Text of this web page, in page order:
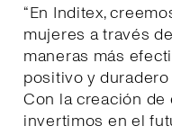
“En Inditex,
mujeres a través
maneras más
positivo y
Con la creación de
invertimos en el